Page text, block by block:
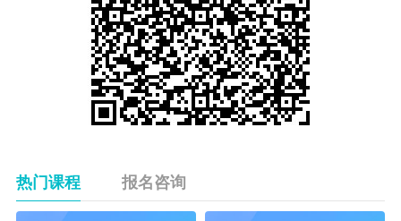
热门课程 报名咨询